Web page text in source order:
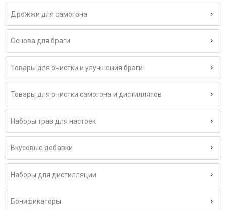
Дрожжи для самогона
Основа для браги
Товары для очистки и улучшения браги
Товары для очистки самогона и дистиллятов
Наборы трав для настоек
Вкусовые добавки
Наборы для дистилляции
Бонификаторы